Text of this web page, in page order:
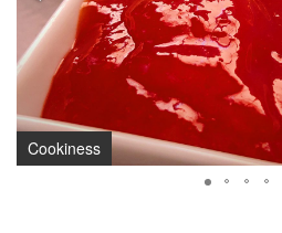
Cookiness